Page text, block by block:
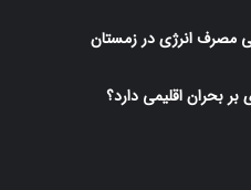
مصرف انرژی در زمستان
بحران اقلیمی دارد؟